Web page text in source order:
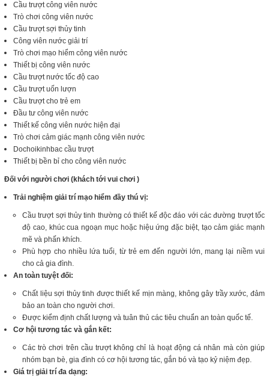
Cầu trượt công viên nước
Trò chơi công viên nước
Cầu trượt sợi thủy tinh
Công viên nước giải trí
Trò chơi mạo hiểm công viên nước
Thiết bị công viên nước
Cầu trượt nước tốc độ cao
Cầu trượt uốn lượn
Cầu trượt cho trẻ em
Đầu tư công viên nước
Thiết kế công viên nước hiện đại
Trò chơi cảm giác mạnh công viên nước
Dochoikinhbac cầu trượt
Thiết bị bền bỉ cho công viên nước
Đối với người chơi (khách tới vui chơi )
Trải nghiệm giải trí mạo hiểm đầy thú vị:
Cầu trượt sợi thủy tinh thường có thiết kế độc đáo với các đường trượt tốc
độ cao, khúc cua ngoạn mục hoặc hiệu ứng đặc biệt, tạo cảm giác mạnh
mẽ và phấn khích.
Phù hợp cho nhiều lứa tuổi, từ trẻ em đến người lớn, mang lại niềm vui
cho cả gia đình.
An toàn tuyệt đối:
Chất liệu sợi thủy tinh được thiết kế mịn màng, không gây trầy xước, đảm
bảo an toàn cho người chơi.
Được kiểm định chất lượng và tuân thủ các tiêu chuẩn an toàn quốc tế.
Cơ hội tương tác và gắn kết:
Các trò chơi trên cầu trượt không chỉ là hoạt động cá nhân mà còn giúp
nhóm bạn bè, gia đình có cơ hội tương tác, gắn bó và tạo kỷ niệm đẹp.
Giá trị giải trí đa dạng: